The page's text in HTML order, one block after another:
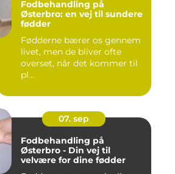
Fodbehandling på
Østerbro: en vej til sundere
fødder
Fødderne bærer os gennem
livet, men de bliver ofte
overset, når det kommer til
pl...
07. sep
Fodbehandling på
Østerbro - Din vej til
velvære for dine fødder